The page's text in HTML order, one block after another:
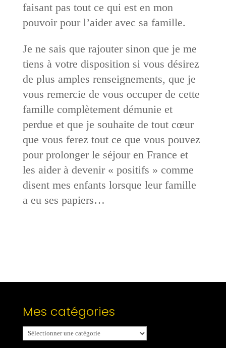
faisant pas tout ce qui est en mon
pouvoir pour l’aider avec sa famille.
Je ne sais que rajouter sinon que je me
tiens à votre disposition si vous désirez
de plus amples renseignements, que je
vous remercie de vous occuper de cette
famille complètement démunie et
perdue et que je souhaite de tout cœur
que vous ferez tout ce que vous pouvez
pour prolonger le séjour en France et
les aider à devenir « positifs » comme
disent mes enfants lorsque leur famille
a eu ses papiers…
Mes catégories
Mes
catégories